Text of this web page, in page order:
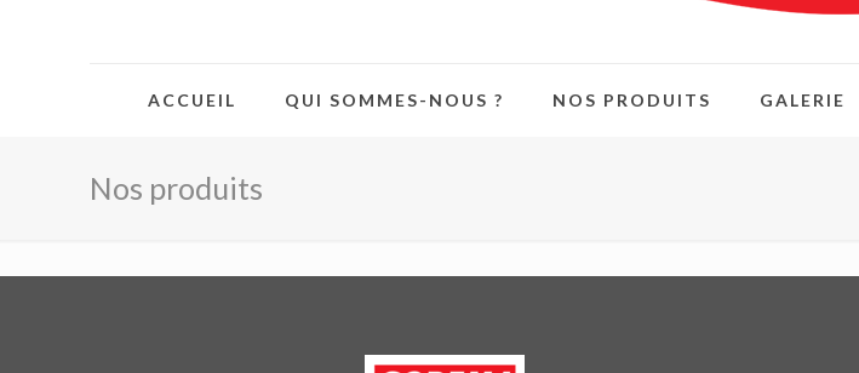
ACCUEIL QUI SOMMES-NOUS ? NOS PRODUITS GALERIE
Nos produits